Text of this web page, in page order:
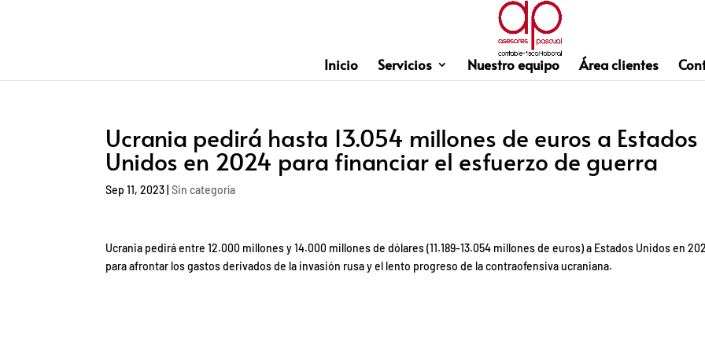
Inicio Servicios Nuestro equipo Área clientes
Ucrania pedirá hasta 13.054 millones de euros a Estados
Unidos en 2024 para financiar el esfuerzo de guerra
Sep 11, 2023 |Sin categoría
Ucrania pedirá entre 12.000 millones y 14.000 millones de dólares (11.189-13.054 millones de euros) a Estados Unidos en
para afrontar los gastos derivados de la invasión rusa y el lento progreso de la contraofensiva ucraniana.